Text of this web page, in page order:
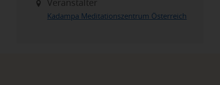
Veranstalter
Kadampa Meditationszentrum Österreich